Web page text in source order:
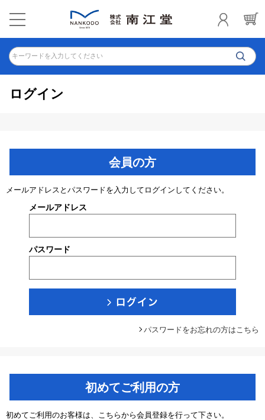
キーワードを入力してください
ログイン
会員の方
メールアドレスとパスワードを入力してログインしてください。
メールアドレス
パスワード
パスワードをお忘れの方はこちら
初めてご利用の方
初めてご利用のお客様は、こちらから会員登録を行って下さい。